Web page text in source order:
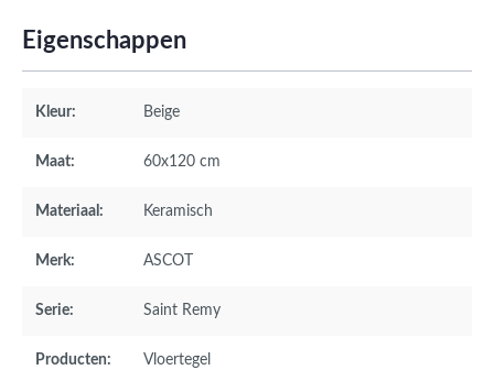
Eigenschappen
Kleur: Beige
Maat: 60x120 cm
Materiaal: Keramisch
Merk: ASCOT
Serie: Saint Remy
Producten: Vloertegel